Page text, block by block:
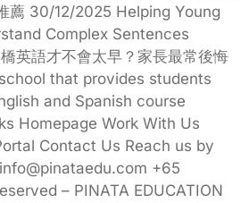
薦 30/12/2025 Helping Young
Complex Sentences
英語才不會太早？家長最常後悔
that provides students
and Spanish course
Homepage Work With Us
Contact Us Reach us by
+65
– PINATA EDUCATION